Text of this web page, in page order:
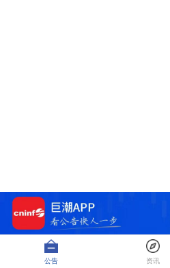
公告 资讯